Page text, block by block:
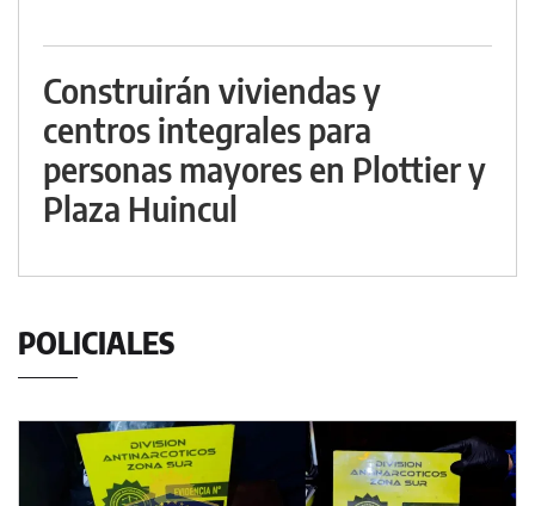
Construirán viviendas y
centros integrales para
personas mayores en Plottier y
Plaza Huincul
POLICIALES